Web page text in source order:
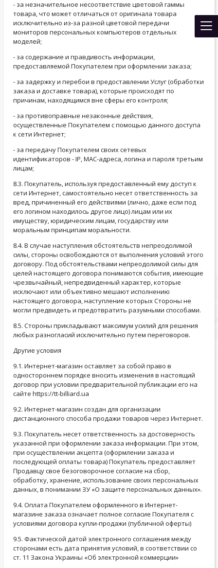
- за незначительное несоответствие цветовой гаммы
товара, что может отличаться от оригинала товара
исключительно из-за разной цветовой передачи
мониторов персональных компьютеров отдельных
моделей;
- за содержание и правдивость информации,
предоставляемой Покупателем при оформлении заказа;
- за задержку и перебои в предоставлении Услуг (обработки
заказа и доставке товара), которые происходят по
причинам, находящимся вне сферы его контроля;
- за противоправные незаконные действия,
осуществленные Покупателем с помощью данного доступа
к сети Интернет;
- за передачу Покупателем своих сетевых
идентификаторов - IP, MAC-адреса, логина и пароля третьим
лицам;
8.3. Покупатель, используя предоставленный ему доступ к
сети Интернет, самостоятельно несет ответственность за
вред, причиненный его действиями (лично, даже если под
его логином находилось другое лицо) лицам или их
имуществу, юридическим лицам, государству или
моральным принципам моральности.
8.4. В случае наступления обстоятельств непреодолимой
силы, стороны освобождаются от выполнения условий этого
договору. Под обстоятельствами непреодолимой силы для
целей настоящего договора понимаются события, имеющие
чрезвычайный, непредвиденный характер, которые
исключают или объективно мешают исполнению
настоящего договора, наступление которых Стороны не
могли предвидеть и предотвратить разумными способами.
8.5. Стороны прикладывают максимум усилий для решения
любых разногласий исключительно путем переговоров.
Другие условия
9.1. Интернет-магазин оставляет за собой право в
одностороннем порядке вносить изменения в настоящий
договор при условии предварительной публикации его на
сайте https://tt-billiard.ua
9.2. Интернет-магазин создан для организации
дистанционного способа продажи товаров через Интернет.
9.3. Покупатель несет ответственность за достоверность
указанной при оформлении заказа информации. При этом,
при осуществлении акцепта (оформлении заказа и
последующей оплаты товара) Покупатель предоставляет
Продавцу свое безоговорочное согласие на сбор,
обработку, хранение, использование своих персональных
данных, в понимании ЗУ «О защите персональных данных».
9.4. Оплата Покупателем оформленного в Интернет-
магазине заказа означает полное согласие Покупателя с
условиями договора купли-продажи (публичной оферты)
9.5. Фактической датой электронного соглашения между
сторонами есть дата принятия условий, в соответствии со
ст. 11 Закона Украины «Об электронной коммерции»